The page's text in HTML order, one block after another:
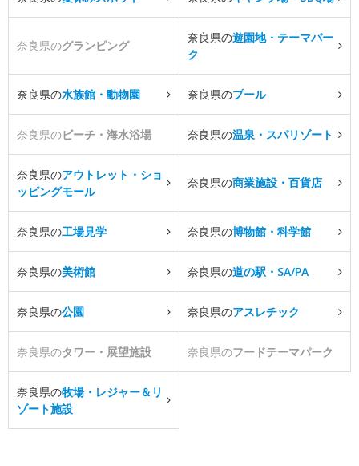
奈良県のグランピング
奈良県の遊園地・テーマパー
ク
奈良県の水族館・動物園 奈良県のプール
奈良県のビーチ・海水浴場 奈良県の温泉・スパリゾート
奈良県のアウトレット・ショ
ッピングモール
奈良県の商業施設・百貨店
奈良県の工場見学 奈良県の博物館・科学館
奈良県の美術館 奈良県の道の駅・SA/PA
奈良県の公園 奈良県のアスレチック
奈良県のタワー・展望施設 奈良県のフードテーマパーク
奈良県の牧場・レジャー＆リ
ゾート施設